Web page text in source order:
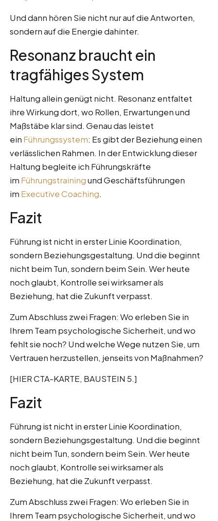
Und dann hören Sie nicht nur auf die Antworten,
sondern auf die Energie dahinter.
Resonanz braucht ein
tragfähiges System
Haltung allein genügt nicht. Resonanz entfaltet
ihre Wirkung dort, wo Rollen, Erwartungen und
Maßstäbe klar sind. Genau das leistet
ein Führungssystem: Es gibt der Beziehung einen
verlässlichen Rahmen. In der Entwicklung dieser
Haltung begleite ich Führungskräfte
im Führungstrainingund Geschäftsführungen
im Executive Coaching.
Fazit
Führung ist nicht in erster Linie Koordination,
sondern Beziehungsgestaltung. Und die beginnt
nicht beim Tun, sondern beim Sein. Wer heute
noch glaubt, Kontrolle sei wirksamer als
Beziehung, hat die Zukunft verpasst.
Zum Abschluss zwei Fragen: Wo erleben Sie in
Ihrem Team psychologische Sicherheit, und wo
fehlt sie noch? Und welche Wege nutzen Sie, um
Vertrauen herzustellen, jenseits von Maßnahmen?
[HIER CTA-KARTE, BAUSTEIN 5.]
Fazit
Führung ist nicht in erster Linie Koordination,
sondern Beziehungsgestaltung. Und die beginnt
nicht beim Tun, sondern beim Sein. Wer heute
noch glaubt, Kontrolle sei wirksamer als
Beziehung, hat die Zukunft verpasst.
Zum Abschluss zwei Fragen: Wo erleben Sie in
Ihrem Team psychologische Sicherheit, und wo